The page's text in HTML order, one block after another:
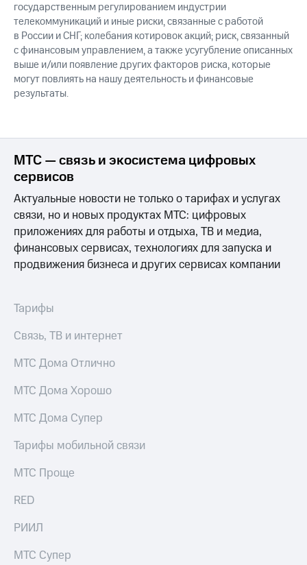
государственным регулированием индустрии
телекоммуникаций и иные риски, связанные с работой
в России и СНГ; колебания котировок акций; риск, связанный
с финансовым управлением, а также усугубление описанных
выше и/или появление других факторов риска, которые
могут повлиять на нашу деятельность и финансовые
результаты.
МТС — связь и экосистема цифровых
сервисов
Актуальные новости не только о тарифах и услугах
связи, но и новых продуктах МТС: цифровых
приложениях для работы и отдыха, ТВ и медиа,
финансовых сервисах, технологиях для запуска и
продвижения бизнеса и других сервисах компании
Тарифы
Связь, ТВ и интернет
МТС Дома Отлично
МТС Дома Хорошо
МТС Дома Супер
Тарифы мобильной связи
МТС Проще
RED
РИИЛ
МТС Супер